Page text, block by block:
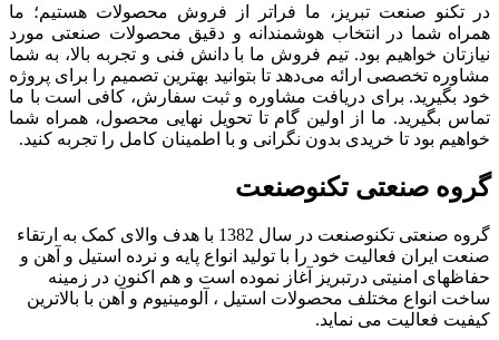
در تکنو صنعت تبریز، ما فراتر از فروش محصولات هستیم؛ ما
همراه شما در انتخاب هوشمندانه و دقیق محصولات صنعتی مورد
نیازتان خواهیم بود. تیم فروش ما با دانش فنی و تجربه بالا، به شما
مشاوره تخصصی ارائه می‌دهد تا بتوانید بهترین تصمیم را برای پروژه
خود بگیرید. برای دریافت مشاوره و ثبت سفارش، کافی است با ما
تماس بگیرید. ما از اولین گام تا تحویل نهایی محصول، همراه شما
خواهیم بود تا خریدی بدون نگرانی و با اطمینان کامل را تجربه کنید.
گروه صنعتی تکنوصنعت
گروه صنعتی تکنوصنعت در سال 1382 با هدف والای کمک به ارتقاء
صنعت ایران فعالیت خود را با تولید انواع پایه و نرده استیل و آهن و
حفاظهای امنیتی درتبریز آغاز نموده است و هم اکنون در زمینه
ساخت انواع مختلف محصولات استیل ، آلومینیوم و آهن با بالاترین
کیفیت فعالیت می نماید.